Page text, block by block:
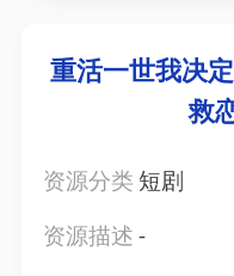
重活一世我决
救
资源分类 短剧
资源描述-